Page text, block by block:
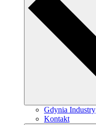
Gdynia Industry
Kontakt